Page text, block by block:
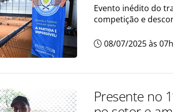
Evento inédito do
competição e
08/07/2025 às
Presente no